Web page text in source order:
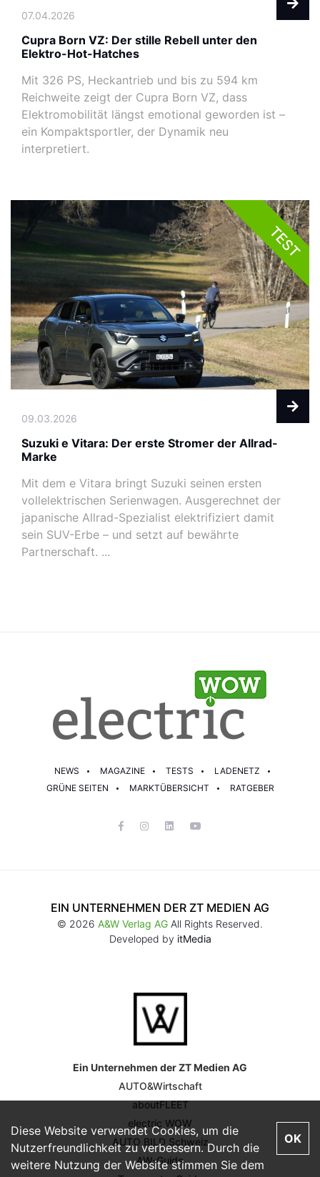
07.04.2026
Cupra Born VZ: Der stille Rebell unter den
Elektro-Hot-Hatches
Mit 326 PS, Heckantrieb und bis zu 594 km
Reichweite zeigt der Cupra Born VZ, dass
Elektromobilität längst emotional geworden ist –
ein Kompaktsportler, der Dynamik neu
interpretiert.
TEST
09.03.2026
Suzuki e Vitara: Der erste Stromer der Allrad-
Marke
Mit dem e Vitara bringt Suzuki seinen ersten
vollelektrischen Serienwagen. Ausgerechnet der
japanische Allrad-Spezialist elektrifiziert damit
sein SUV-Erbe – und setzt auf bewährte
Partnerschaft. ...
Diese Website verwendet Cookies, um die
Nutzerfreundlichkeit zu verbessern. Durch die
weitere Nutzung der Website stimmen Sie dem
OK
NEWS MAGAZINE TESTS
LADENETZ
GRÜNE SEITEN
MARKTÜBERSICHT RATGEBER
EIN UNTERNEHMEN DER ZT MEDIEN AG
© 2026 A&W Verlag AG All Rights Reserved.
Developed by itMedia
Ein Unternehmen der ZT Medien AG
AUTO&Wirtschaft
aboutFLEET
electric WOW
AUTO BILD Schweiz
AW-Guide